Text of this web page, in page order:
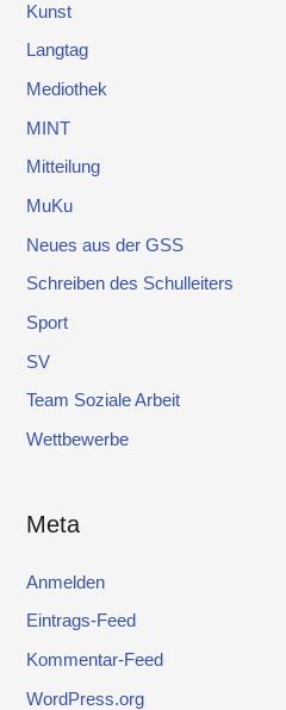
Kunst
Langtag
Mediothek
MINT
Mitteilung
MuKu
Neues aus der GSS
Schreiben des Schulleiters
Sport
SV
Team Soziale Arbeit
Wettbewerbe
Meta
Anmelden
Eintrags-Feed
Kommentar-Feed
WordPress.org